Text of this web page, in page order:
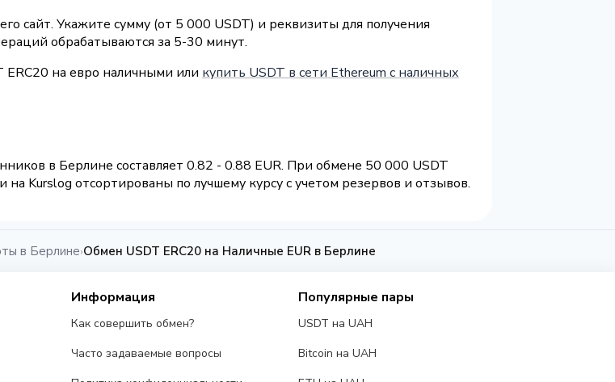
сайт. Укажите сумму (от 5 000 USDT) и реквизиты для получения
обрабатываются за 5-30 минут.
на евро наличными или купить USDT в сети Ethereum с наличных
в Берлине составляет 0.82 - 0.88 EUR. При обмене 50 000 USDT
Kurslog отсортированы по лучшему курсу с учетом резервов и отзывов.
в Берлине›Обмен USDT ERC20 на Наличные EUR в Берлине
Информация
Как совершить обмен?
Часто задаваемые вопросы
Популярные пары
USDT на UAH
Bitcoin на UAH